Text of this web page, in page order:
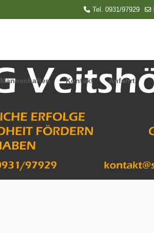
Tel. 0931/97929
Mannschaften Kontakt Anfahrt